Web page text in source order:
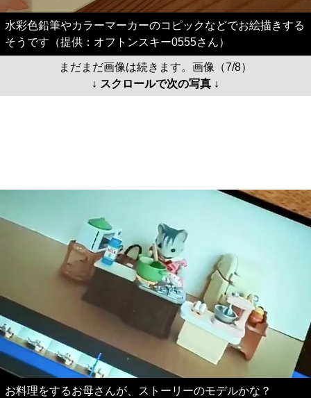
水彩色鉛筆やカラーマーカーのコピックなどでお絵描きする
そうです（提供：オフトンスキー0555さん）
まだまだ画像は続きます。画像（7/8）
↓ スクロールで次の写真 ↓
お料理をするお母さんが、ストーリーのモデルかな？